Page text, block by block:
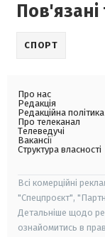
Пов'язані
СПОРТ
Про нас
Редакція
Редакційна політика
Про телеканал
Телеведучі
Вакансії
Структура власності
Всі комерційні
"Спецпроєкт",
Детальніше щодо
ознайомитись в